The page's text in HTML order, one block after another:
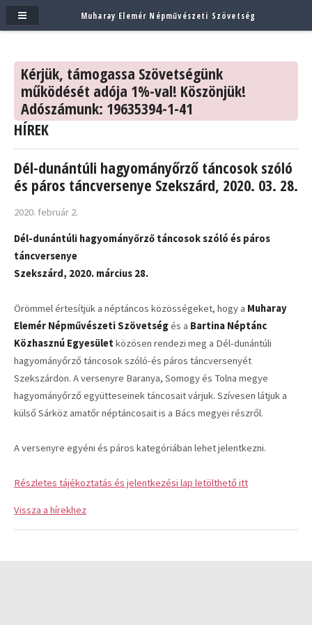
Kérjük, támogassa Szövetségünk
működését adója 1%-val! Köszönjük!
Adószámunk: 19635394-1-41
HÍREK
Dél-dunántúli hagyományőrző táncosok szóló
és páros táncversenye Szekszárd, 2020. 03. 28.
2020. február 2.
Dél-dunántúli hagyományőrző táncosok szóló és páros
táncversenye
Szekszárd, 2020. március 28.
Örömmel értesítjük a néptáncos közösségeket, hogy a Muharay
Elemér Népművészeti Szövetségés a Bartina Néptánc
Közhasznú Egyesületközösen rendezi meg a Dél-dunántúli
hagyományőrző táncosok szóló-és páros táncversenyét
Szekszárdon. A versenyre Baranya, Somogy és Tolna megye
hagyományőrző együtteseinek táncosait várjuk. Szívesen látjuk a
külső Sárköz amatőr néptáncosait is a Bács megyei részről.
A versenyre egyéni és páros kategóriában lehet jelentkezni.
Részletes tájékoztatás és jelentkezési lap letölthető itt
Vissza a hírekhez
Muharay Elemér Népművészeti Szövetség